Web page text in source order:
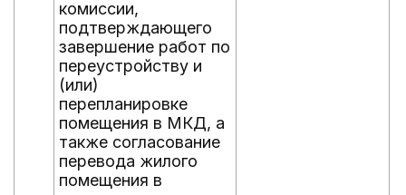
комиссии,
подтверждающего
завершение работ по
переустройству и
(или)
перепланировке
помещения в МКД, а
также согласование
перевода жилого
помещения в